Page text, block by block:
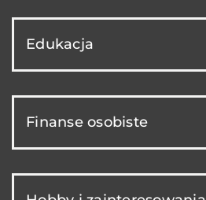
Edukacja
Finanse osobiste